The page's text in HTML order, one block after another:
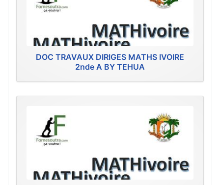
DOC TRAVAUX DIRIGES MATHS IVOIRE
2nde A BY TEHUA